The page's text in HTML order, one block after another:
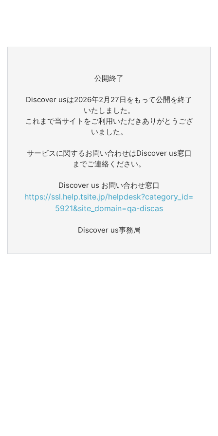
公開終了
Discover usは2026年2月27日をもって公開を終了
いたしました。
これまで当サイトをご利用いただきありがとうござ
いました。
サービスに関するお問い合わせはDiscover us窓口
までご連絡ください。
Discover us お問い合わせ窓口
https://ssl.help.tsite.jp/helpdesk?category_id=
5921&site_domain=qa-discas
Discover us事務局